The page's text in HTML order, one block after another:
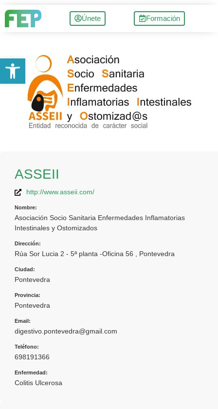
Únete Formación
ASSEII
http://www.asseii.com/
Nombre:
Asociación Socio Sanitaria Enfermedades Inflamatorias
Intestinales y Ostomizados
Dirección:
Rúa Sor Lucia 2 - 5ª planta -Oficina 56 , Pontevedra
Ciudad:
Pontevedra
Provincia:
Pontevedra
Email:
digestivo.pontevedra@gmail.com
Teléfono:
698191366
Enfermedad:
Colitis Ulcerosa
Abrir barra de herramientas